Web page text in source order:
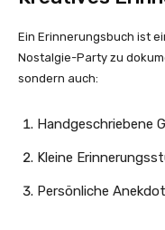
Ein Erinnerungsbuch ist
Nostalgie-Party zu
sondern auch:
Handgeschriebene
Kleine
Persönliche